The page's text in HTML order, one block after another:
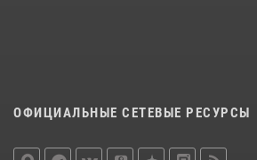
ОФИЦИАЛЬНЫЕ СЕТЕВЫЕ РЕСУРСЫ